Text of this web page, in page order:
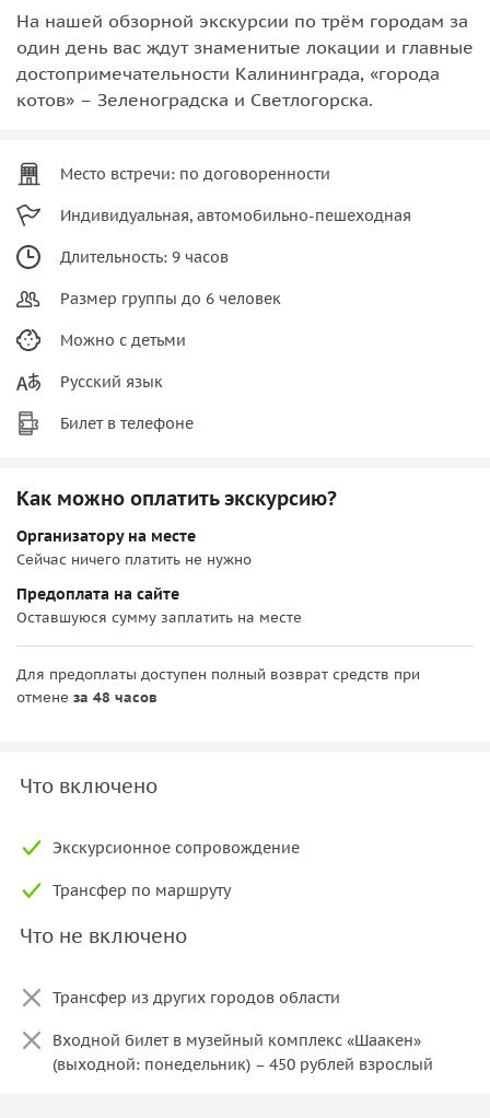
На нашей обзорной экскурсии по трём городам за
один день вас ждут знаменитые локации и главные
достопримечательности Калининграда, «города
котов» – Зеленоградска и Светлогорска.
Место встречи: по договоренности
Индивидуальная, автомобильно-пешеходная
Длительность: 9 часов
Размер группы до 6 человек
Можно с детьми
Русский язык
Билет в телефоне
Как можно оплатить экскурсию?
Организатору на месте
Сейчас ничего платить не нужно
Предоплата на сайте
Оставшуюся сумму заплатить на месте
Для предоплаты доступен полный возврат средств при
отмене за 48 часов
Что включено
Экскурсионное сопровождение
Трансфер по маршруту
Что не включено
Трансфер из других городов области
Входной билет в музейный комплекс «Шаакен»
(выходной: понедельник) – 450 рублей взрослый